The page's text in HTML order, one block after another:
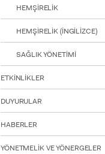
HEMŞİRELİK
HEMŞİRELİK (İNGİLİZCE)
SAĞLIK YÖNETİMİ
ETKİNLİKLER
DUYURULAR
HABERLER
YÖNETMELİK VE YÖNERGELER